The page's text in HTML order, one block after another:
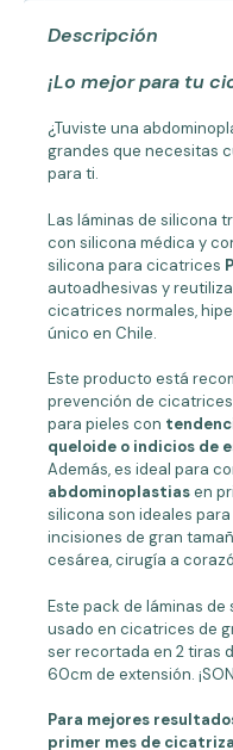
Descripción
¡Lo mejor para tu
¿Tuviste una
grandes que necesitas
para ti.
Las láminas de silicona
con silicona médica y
silicona para cicatrices
autoadhesivas y
cicatrices normales,
único en Chile.
Este producto está
prevención de
para pieles con
queloide o indicios de
Además, es ideal para
abdominoplastiasen
silicona son ideales
incisiones de gran
cesárea, cirugía a
Este pack de láminas
usado en cicatrices de
ser recortada en 2 tiras
60cm de extensión. ¡SON
Para mejores
primer mes de